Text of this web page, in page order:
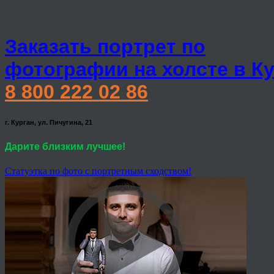
Заказать портрет по
фотографии на холсте в
8 800 222 02 86
г. Курган, ул. Пичугина, 21
Дарите близким лучшее!
Статуэтка по фото с портретным сходством!